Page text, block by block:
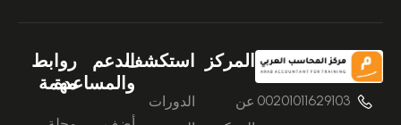
00201011629103
المركز
عن
استكشف
الدورات
الدعم
والمساعدة
روابط
مهمة